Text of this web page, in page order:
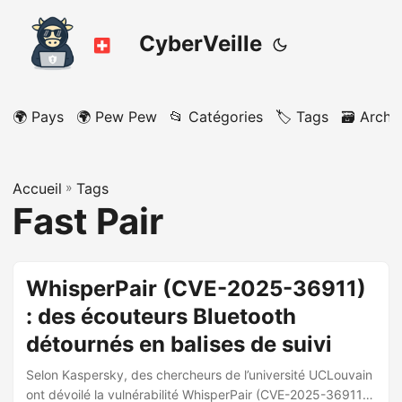
CyberVeille
🌍 Pays 🌍 Pew Pew 📂 Catégories 🏷️ Tags 🗃️
Accueil » Tags
Fast Pair
WhisperPair (CVE-2025-36911)
: des écouteurs Bluetooth
détournés en balises de suivi
Selon Kaspersky, des chercheurs de l’université UCLouvain
ont dévoilé la vulnérabilité WhisperPair (CVE-2025-36911)